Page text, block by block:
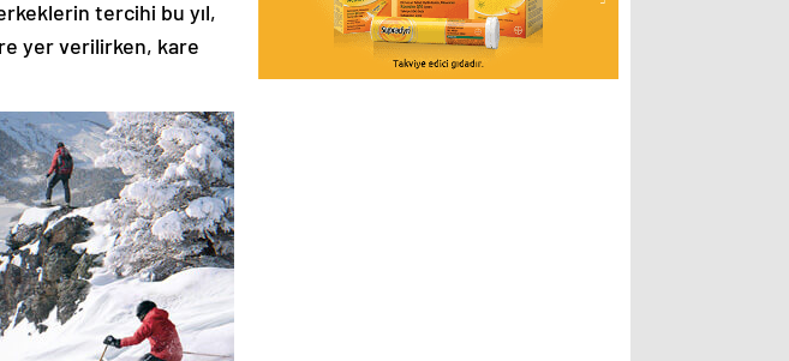
tercihi bu yıl,
yer verilirken, kare